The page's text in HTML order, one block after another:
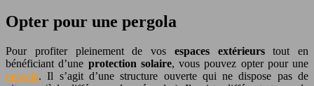
Opter pour une pergola
Pour profiter pleinement de vos espaces extérieurstout en
bénéficiant d’une protection solaire, vous pouvez opter pour une
pergola. Il s’agit d’une structure ouverte qui ne dispose pas de